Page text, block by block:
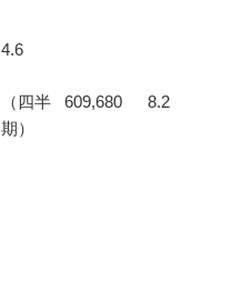
4.6
（四半
期）
609,680 8.2